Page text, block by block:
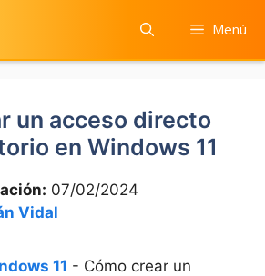
Menú
un acceso directo
en Windows 11
07/02/2024
Vidal
11 - Cómo crear un